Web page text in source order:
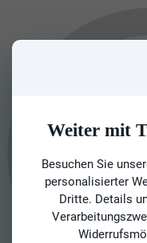
Weiter mit
Besuchen Sie
personalisierter
Dritte. Details